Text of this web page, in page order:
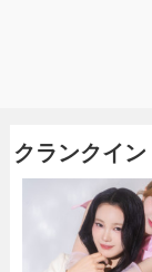
クランクイ